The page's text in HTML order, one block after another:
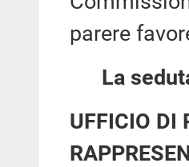
parere
La
UFFICIO DI